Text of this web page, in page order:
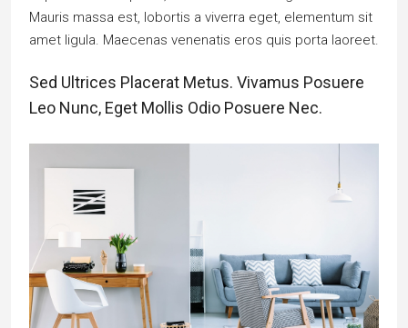
Mauris massa est, lobortis a viverra eget, elementum sit
amet ligula. Maecenas venenatis eros quis porta laoreet.
Sed Ultrices Placerat Metus. Vivamus Posuere
Leo Nunc, Eget Mollis Odio Posuere Nec.